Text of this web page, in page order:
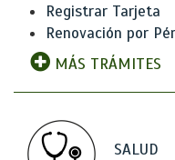
Registrar Tarjeta
Renovación por
MÁS TRÁMITES
SALUD